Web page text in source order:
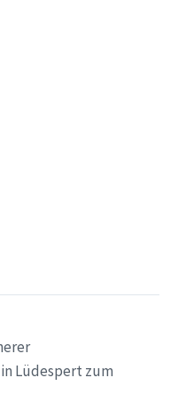
Lüdespert zum